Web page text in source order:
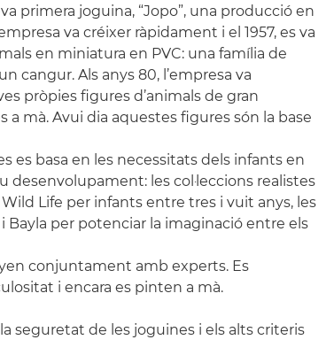
primera joguina, “Jopo”, una producció en
va créixer ràpidament i el 1957, es va
en miniatura en PVC: una família de
cangur. Als anys 80, l’empresa va
pròpies figures d’animals de gran
a mà. Avui dia aquestes figures són la base
es basa en les necessitats dels infants en
desenvolupament: les col·leccions realistes
Life per infants entre tres i vuit anys, les
Bayla per potenciar la imaginació entre els
conjuntament amb experts. Es
i encara es pinten a mà.
seguretat de les joguines i els alts criteris